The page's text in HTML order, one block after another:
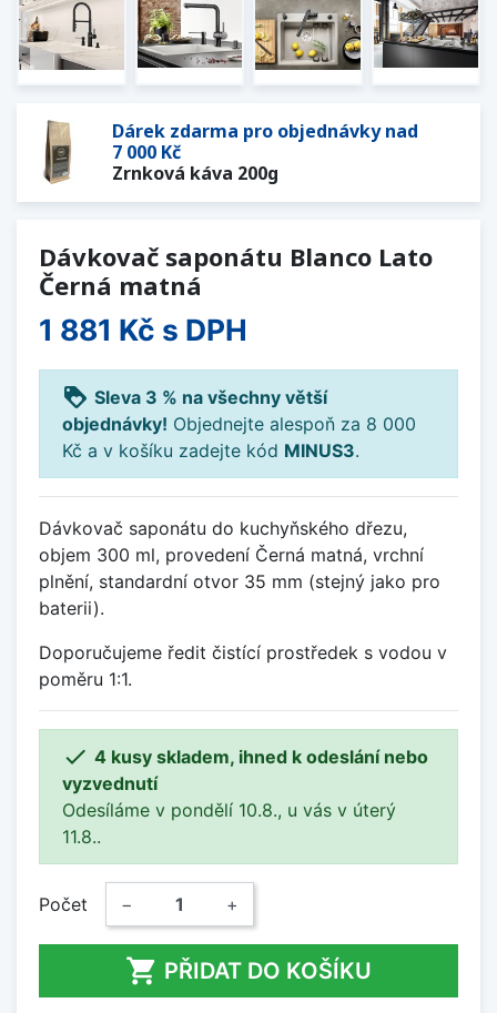
Dárek zdarma pro objednávky nad
7 000 Kč
Zrnková káva 200g
Dávkovač saponátu Blanco Lato
Černá matná
1 881 Kč s DPH
loyalty Sleva 3 % na všechny větší
objednávky! Objednejte alespoň za 8 000
Kč a v košíku zadejte kód MINUS3.
Dávkovač saponátu do kuchyňského dřezu,
objem 300 ml, provedení Černá matná, vrchní
plnění, standardní otvor 35 mm (stejný jako pro
baterii).
Doporučujeme ředit čistící prostředek s vodou v
poměru 1:1.
 4 kusy skladem, ihned k odeslání nebo
vyzvednutí
Odesíláme v pondělí 10.8., u vás v úterý
11.8..
Počet − +
 PŘIDAT DO KOŠÍKU